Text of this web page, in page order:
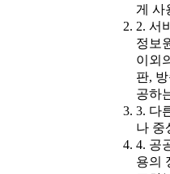
게 사
2. 서
정보
이외
판,
공하
3. 다
나 중
4. 공
용의